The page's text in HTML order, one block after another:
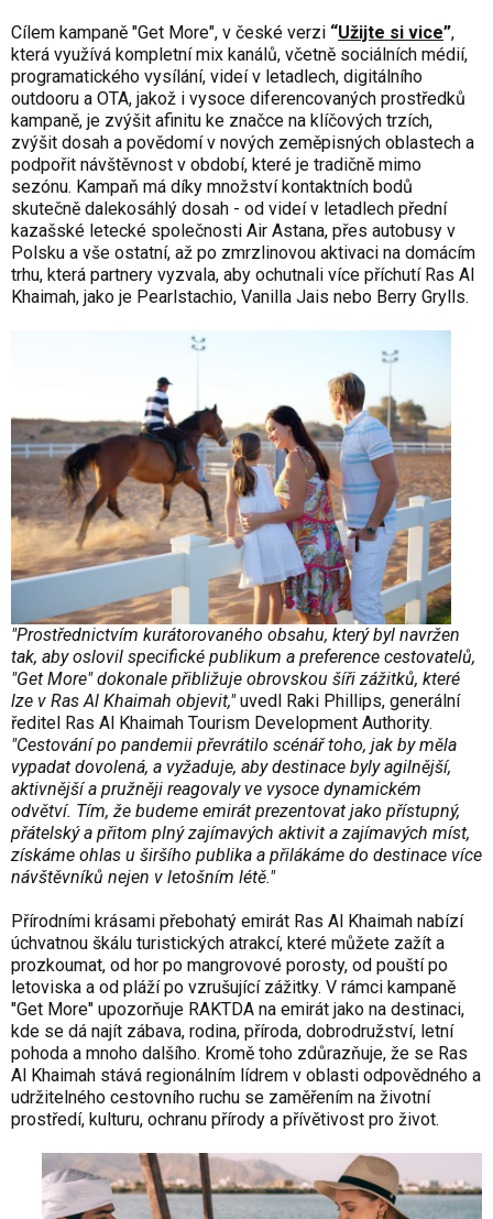
Cílem kampaně "Get More", v české verzi “Užijte si vice”,
která využívá kompletní mix kanálů, včetně sociálních médií,
programatického vysílání, videí v letadlech, digitálního
outdooru a OTA, jakož i vysoce diferencovaných prostředků
kampaně, je zvýšit afinitu ke značce na klíčových trzích,
zvýšit dosah a povědomí v nových zeměpisných oblastech a
podpořit návštěvnost v období, které je tradičně mimo
sezónu. Kampaň má díky množství kontaktních bodů
skutečně dalekosáhlý dosah - od videí v letadlech přední
kazašské letecké společnosti Air Astana, přes autobusy v
Polsku a vše ostatní, až po zmrzlinovou aktivaci na domácím
trhu, která partnery vyzvala, aby ochutnali více příchutí Ras Al
Khaimah, jako je Pearlstachio, Vanilla Jais nebo Berry Grylls.
"Prostřednictvím kurátorovaného obsahu, který byl navržen
tak, aby oslovil specifické publikum a preference cestovatelů,
"Get More" dokonale přibližuje obrovskou šíři zážitků, které
lze v Ras Al Khaimah objevit,"uvedl Raki Phillips, generální
ředitel Ras Al Khaimah Tourism Development Authority.
"Cestování po pandemii převrátilo scénář toho, jak by měla
vypadat dovolená, a vyžaduje, aby destinace byly agilnější,
aktivnější a pružněji reagovaly ve vysoce dynamickém
odvětví. Tím, že budeme emirát prezentovat jako přístupný,
přátelský a přitom plný zajímavých aktivit a zajímavých míst,
získáme ohlas u širšího publika a přilákáme do destinace více
návštěvníků nejen v letošním létě."
Přírodními krásami přebohatý emirát Ras Al Khaimah nabízí
úchvatnou škálu turistických atrakcí, které můžete zažít a
prozkoumat, od hor po mangrovové porosty, od pouští po
letoviska a od pláží po vzrušující zážitky. V rámci kampaně
"Get More" upozorňuje RAKTDA na emirát jako na destinaci,
kde se dá najít zábava, rodina, příroda, dobrodružství, letní
pohoda a mnoho dalšího. Kromě toho zdůrazňuje, že se Ras
Al Khaimah stává regionálním lídrem v oblasti odpovědného a
udržitelného cestovního ruchu se zaměřením na životní
prostředí, kulturu, ochranu přírody a přívětivost pro život.